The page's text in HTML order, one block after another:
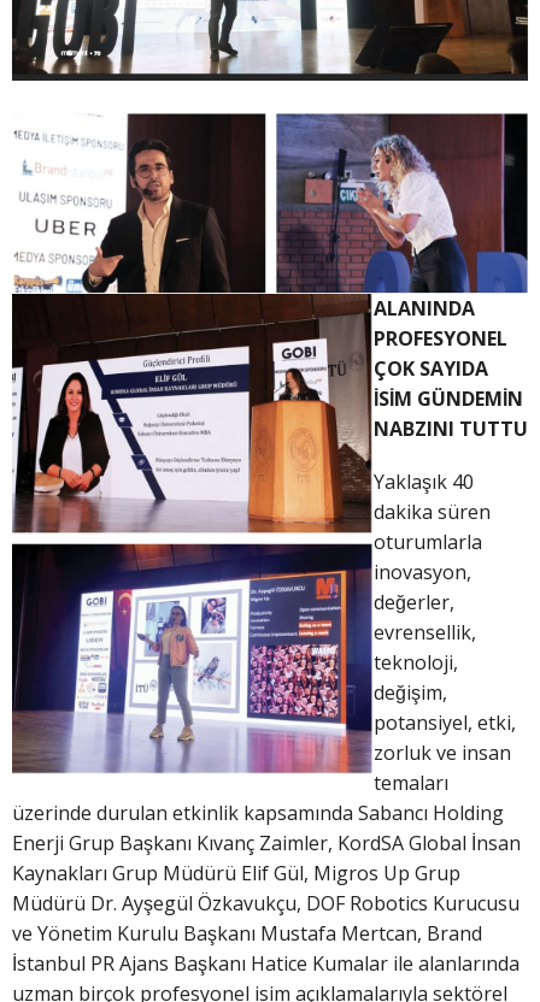
ALANINDA
PROFESYONEL
ÇOK SAYIDA
İSİM GÜNDEMİN
NABZINI TUTTU
Yaklaşık 40
dakika süren
oturumlarla
inovasyon,
değerler,
evrensellik,
teknoloji,
değişim,
potansiyel, etki,
zorluk ve insan
temaları
üzerinde durulan etkinlik kapsamında Sabancı Holding
Enerji Grup Başkanı Kıvanç Zaimler, KordSA Global İnsan
Kaynakları Grup Müdürü Elif Gül, Migros Up Grup
Müdürü Dr. Ayşegül Özkavukçu, DOF Robotics Kurucusu
ve Yönetim Kurulu Başkanı Mustafa Mertcan, Brand
İstanbul PR Ajans Başkanı Hatice Kumalar ile alanlarında
uzman birçok profesyonel isim açıklamalarıyla sektörel